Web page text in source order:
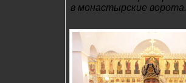
в монастырские ворота.